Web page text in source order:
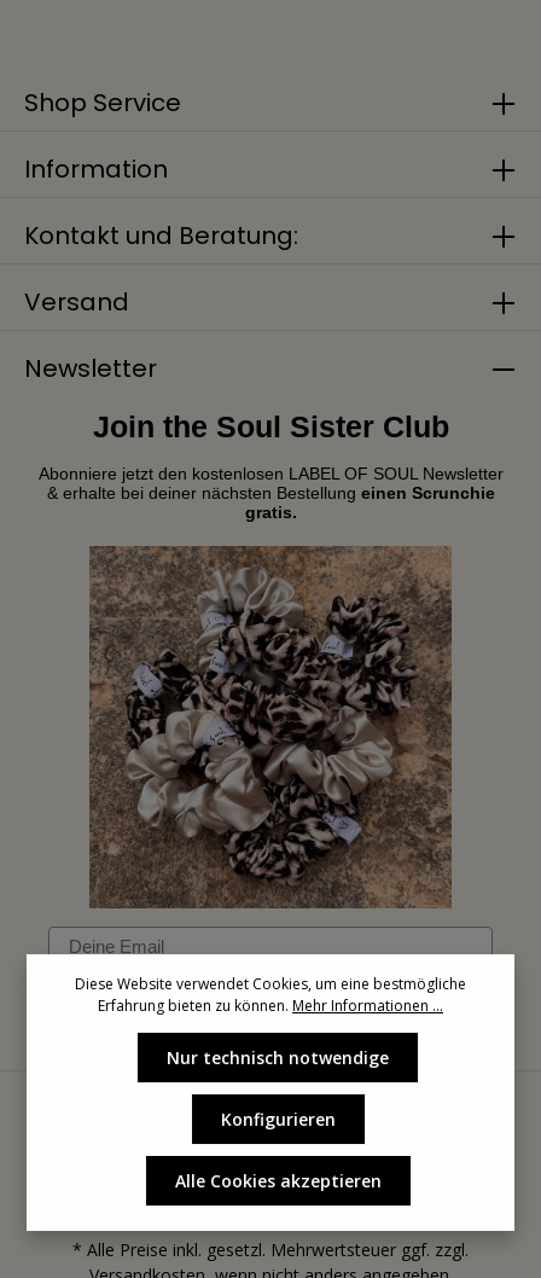
Kontakt und Beratung:
Versand
Newsletter
Join the Soul Sister Club
Abonniere jetzt den kostenlosen LABEL OF SOUL Newsletter
& erhalte bei deiner nächsten Bestellung einen Scrunchie
gratis.
Email
Shop Service
Information
* Alle Preise inkl. gesetzl. Mehrwertsteuer ggf. zzgl.
Diese Website verwendet Cookies, um eine bestmögliche
Erfahrung bieten zu können. Mehr Informationen ...
Nur technisch notwendige
Konfigurieren
Alle Cookies akzeptieren